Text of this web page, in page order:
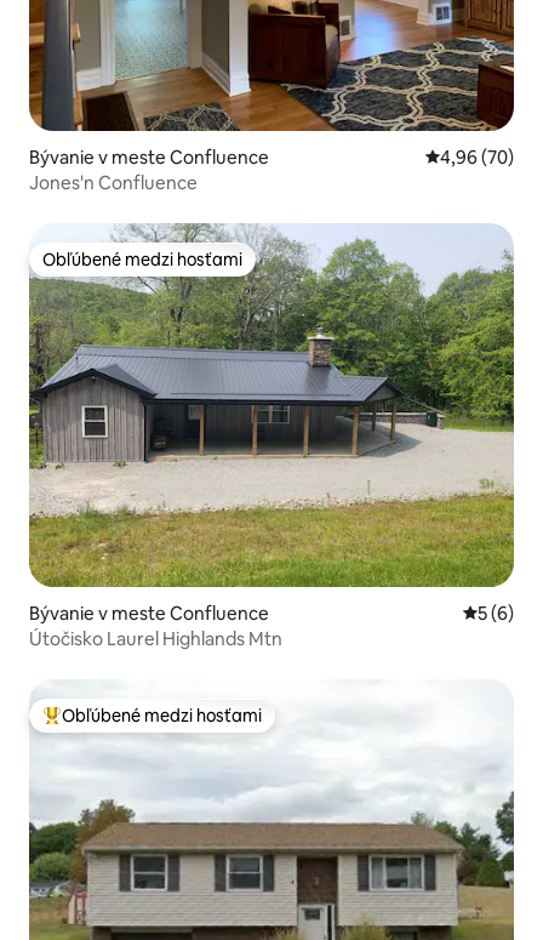
Bývanie v meste Confluence Priemerné
4,96 (70)
Jones'n Confluence
Obľúbené medzi hosťami
Obľúbené medzi hosťami
Bývanie v meste Confluence
5 (6)
Útočisko Laurel Highlands Mtn
Najobľúbenejšie medzi hosťami
Obľúbené medzi hosťami